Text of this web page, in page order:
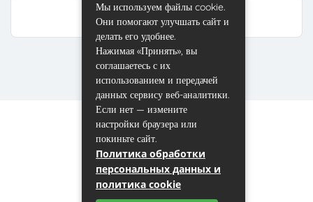
Мы используем файлы cookie.
Они помогают улучшать сайт и
делать его удобнее.
Нажимая «Принять», вы
соглашаетесь с их
использованием и передачей
данных сервису веб-аналитики.
Если нет — измените
настройки браузера или
покиньте сайт.
Политика обработки
персональных данных и
политика cookie